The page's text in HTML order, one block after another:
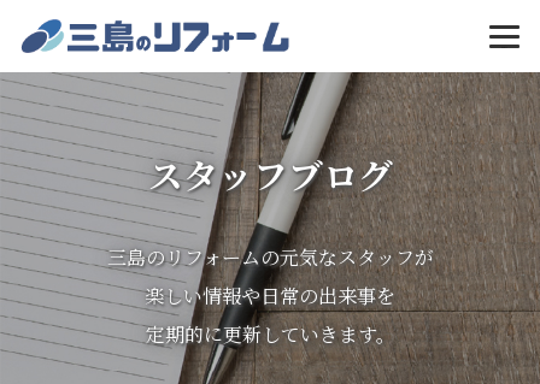
スタッフブログ
三島のリフォームの元気なスタッフが
楽しい情報や日常の出来事を
定期的に更新していきます。